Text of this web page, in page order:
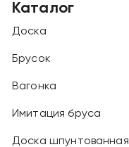
Каталог
Доска
Брусок
Вагонка
Имитация бруса
Доска шпунтованная